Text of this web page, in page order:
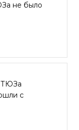
не было
ТЮЗа
с